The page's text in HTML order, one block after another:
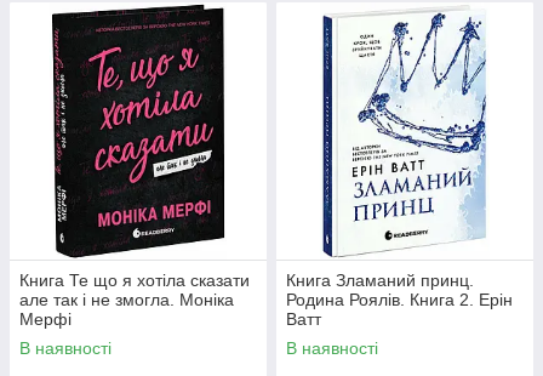
Книга Те що я хотіла сказати
але так і не змогла. Моніка
Мерфі
В наявності
Книга Зламаний принц.
Родина Роялів. Книга 2. Ерін
Ватт
В наявності